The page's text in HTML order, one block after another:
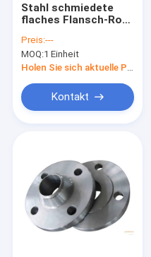
Produkte
Über uns
Fabrik-Ausflug
Stahl schmiedete
flaches Flansch-Rohr
Sabs 1123 des
Gesichts-PN25 der
Installations-Bs4504
Preis:---
MOQ:1 Einheit
Holen Sie sich aktuelle Preis
Kontakt